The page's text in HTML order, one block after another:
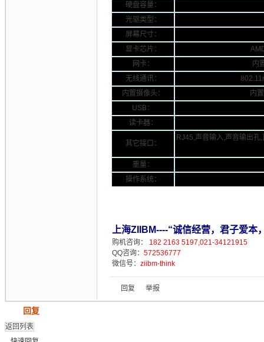
硬盘容量：
光驱类型：
屏幕尺寸：
显卡芯片：
网卡：
内
无线通讯：
内置摄像头：
内
USB：
读卡器：
其它接口：
RJ45,声音输入,声音输出
重量：
操作系统：
上海ZIIBM----“诚信经营，君子爱本
购机咨询：
182 2163 5197,021-34121915
QQ咨询： 572536777
微信号： ziibm-think
回复 举报
回复
返回列表